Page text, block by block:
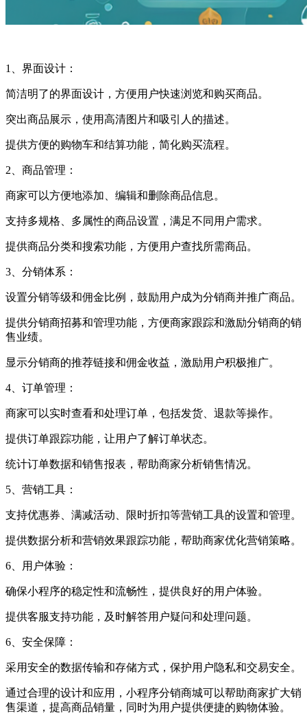
1、界面设计：
简洁明了的界面设计，方便用户快速浏览和购买商品。
突出商品展示，使用高清图片和吸引人的描述。
提供方便的购物车和结算功能，简化购买流程。
2、商品管理：
商家可以方便地添加、编辑和删除商品信息。
支持多规格、多属性的商品设置，满足不同用户需求。
提供商品分类和搜索功能，方便用户查找所需商品。
3、分销体系：
设置分销等级和佣金比例，鼓励用户成为分销商并推广商品。
提供分销商招募和管理功能，方便商家跟踪和激励分销商的销
售业绩。
显示分销商的推荐链接和佣金收益，激励用户积极推广。
4、订单管理：
商家可以实时查看和处理订单，包括发货、退款等操作。
提供订单跟踪功能，让用户了解订单状态。
统计订单数据和销售报表，帮助商家分析销售情况。
5、营销工具：
支持优惠券、满减活动、限时折扣等营销工具的设置和管理。
提供数据分析和营销效果跟踪功能，帮助商家优化营销策略。
6、用户体验：
确保小程序的稳定性和流畅性，提供良好的用户体验。
提供客服支持功能，及时解答用户疑问和处理问题。
6、安全保障：
采用安全的数据传输和存储方式，保护用户隐私和交易安全。
通过合理的设计和应用，小程序分销商城可以帮助商家扩大销
售渠道，提高商品销量，同时为用户提供便捷的购物体验。